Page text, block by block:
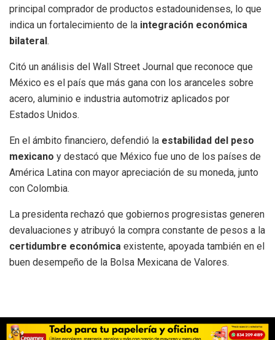
principal comprador de productos estadounidenses, lo que
indica un fortalecimiento de la integración económica
bilateral.
Citó un análisis del Wall Street Journal que reconoce que
México es el país que más gana con los aranceles sobre
acero, aluminio e industria automotriz aplicados por
Estados Unidos.
En el ámbito financiero, defendió la estabilidad del peso
mexicano y destacó que México fue uno de los países de
América Latina con mayor apreciación de su moneda, junto
con Colombia.
La presidenta rechazó que gobiernos progresistas generen
devaluaciones y atribuyó la compra constante de pesos a la
certidumbre económica existente, apoyada también en el
buen desempeño de la Bolsa Mexicana de Valores.